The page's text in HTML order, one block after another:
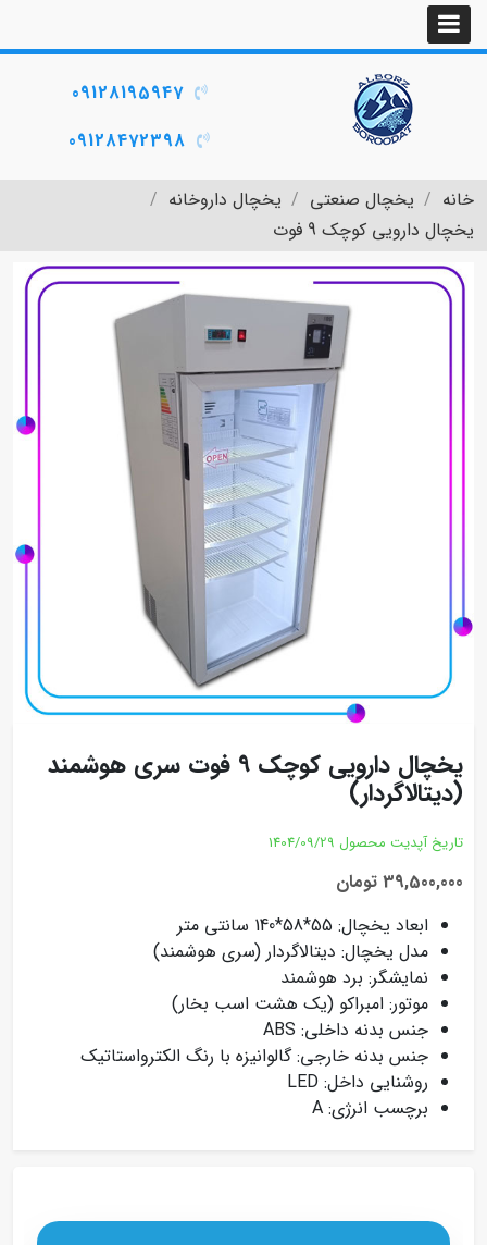
09128195947
09128472398
خانه یخچال صنعتی
یخچال داروخانه
یخچال دارویی کوچک 9 فوت
یخچال دارویی کوچک 9 فوت سری هوشمند
(دیتالاگردار)
تاریخ آپدیت محصول 1404/09/29
39,500,000 تومان
ابعاد یخچال: 55*58*140 سانتی متر
مدل یخچال: دیتالاگردار (سری هوشمند)
نمایشگر: برد هوشمند
موتور: امبراکو (یک هشت اسب بخار)
جنس بدنه داخلی: ABS
جنس بدنه خارجی: گالوانیزه با رنگ الکترواستاتیک
روشنایی داخل: LED
برچسب انرژی: A